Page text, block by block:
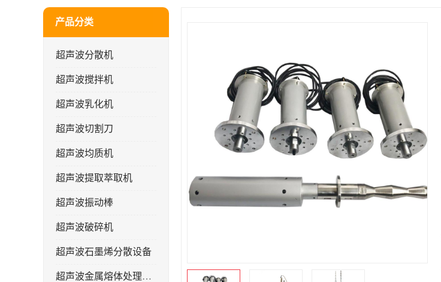
产品分类
超声波分散机
超声波搅拌机
超声波乳化机
超声波切割刀
超声波均质机
超声波提取萃取机
超声波振动棒
超声波破碎机
超声波石墨烯分散设备
超声波金属熔体处理设备